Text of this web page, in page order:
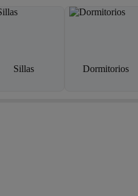
Sillas Dormitorios